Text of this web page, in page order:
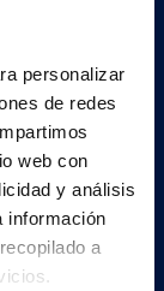
personalizar
de redes
web con
y análisis
información
a